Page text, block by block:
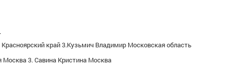
край 3.Кузьмич Владимир Московская область
3. Савина Кристина Москва